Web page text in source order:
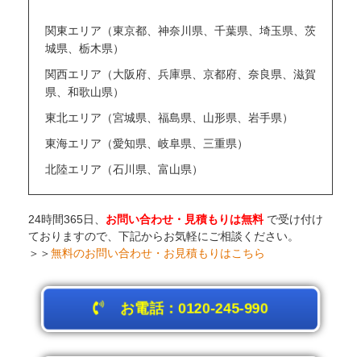
関東エリア（東京都、神奈川県、千葉県、埼玉県、茨
城県、栃木県）
関西エリア（大阪府、兵庫県、京都府、奈良県、滋賀
県、和歌山県）
東北エリア（宮城県、福島県、山形県、岩手県）
東海エリア（愛知県、岐阜県、三重県）
北陸エリア（石川県、富山県）
24時間365日、 お問い合わせ・見積もりは無料で受け付け
ておりますので、下記からお気軽にご相談ください。
＞＞無料のお問い合わせ・お見積もりはこちら
お電話：0120-245-990